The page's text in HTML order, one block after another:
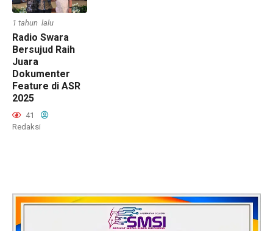
1 tahun lalu
Radio Swara
Bersujud Raih
Juara
Dokumenter
Feature di ASR
2025
41
Redaksi